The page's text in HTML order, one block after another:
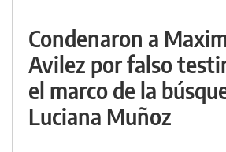
Condenaron a
Avilez por falso
el marco de la
Luciana Muñoz